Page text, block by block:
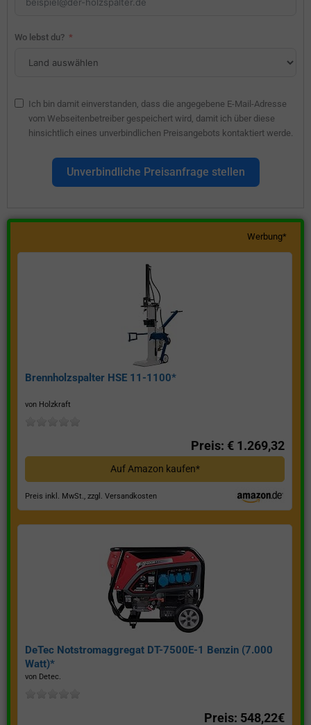
Wo lebst du?
Ich bin damit einverstanden, dass die angegebene E-Mail-Adresse
vom Webseitenbetreiber gespeichert wird, damit ich über diese
hinsichtlich eines unverbindlichen Preisangebots kontaktiert werde.
Unverbindliche Preisanfrage stellen
Werbung*
Brennholzspalter HSE 11-1100*
von Holzkraft
Preis: € 1.269,32
Auf Amazon kaufen*
Preis inkl. MwSt., zzgl. Versandkosten
DeTec Notstromaggregat DT-7500E-1 Benzin (7.000
Watt)*
von Detec.
Preis: 548,22€